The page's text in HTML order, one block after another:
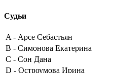
Судьи
A - Арсе Себастьян
B - Симонова Екатерина
C - Сон Дана
D - Остроумова Ирина